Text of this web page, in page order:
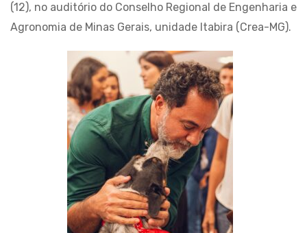
(12), no auditório do Conselho Regional de Engenharia e
Agronomia de Minas Gerais, unidade Itabira (Crea-MG).